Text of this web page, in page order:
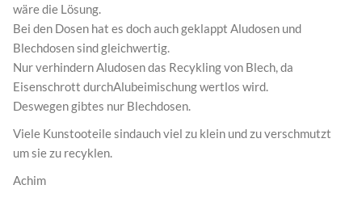
wäre die Lösung.
Bei den Dosen hat es doch auch geklappt Aludosen und
Blechdosen sind gleichwertig.
Nur verhindern Aludosen das Recykling von Blech, da
Eisenschrott durchAlubeimischung wertlos wird.
Deswegen gibtes nur Blechdosen.
Viele Kunstooteile sindauch viel zu klein und zu verschmutzt
um sie zu recyklen.
Achim